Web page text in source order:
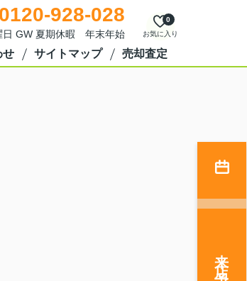
0120-928-028
GW 夏期休暇 年末年始 お気に入り
0
せ サイトマップ 売却査定
来店予約